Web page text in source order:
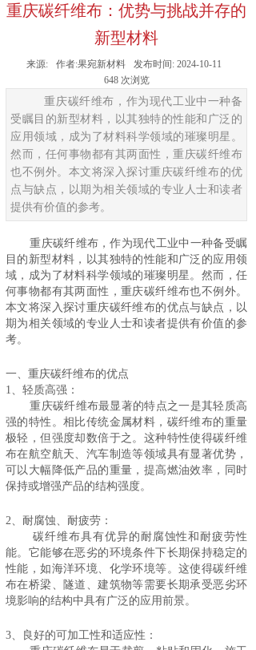
重庆碳纤维布：优势与挑战并存的
新型材料
来源: 作者:果宛新材料 发布时间: 2024-10-11
648 次浏览
重庆碳纤维布，作为现代工业中一种备
受瞩目的新型材料，以其独特的性能和广泛的
应用领域，成为了材料科学领域的璀璨明星。
然而，任何事物都有其两面性，重庆碳纤维布
也不例外。本文将深入探讨重庆碳纤维布​的优
点与缺点，以期为相关领域的专业人士和读者
提供有价值的参考。
重庆碳纤维布 ，作为现代工业中一种备受瞩
目的新型材料，以其独特的性能和广泛的应用领
域，成为了材料科学领域的璀璨明星。然而，任
何事物都有其两面性，重庆碳纤维布也不例外。
本文将深入探讨重庆碳纤维布的优点与缺点，以
期为相关领域的专业人士和读者提供有价值的参
考。
一、重庆碳纤维布的优点
1、轻质高强：
重庆碳纤维布最显著的特点之一是其轻质高
强的特性。相比传统金属材料，碳纤维布的重量
极轻，但强度却数倍于之。这种特性使得碳纤维
布在航空航天、汽车制造等领域具有显著优势，
可以大幅降低产品的重量，提高燃油效率，同时
保持或增强产品的结构强度。
2、耐腐蚀、耐疲劳：
碳纤维布具有优异的耐腐蚀性和耐疲劳性
能。它能够在恶劣的环境条件下长期保持稳定的
性能，如海洋环境、化学环境等。这使得碳纤维
布在桥梁、隧道、建筑物等需要长期承受恶劣环
境影响的结构中具有广泛的应用前景。
3、良好的可加工性和适应性：